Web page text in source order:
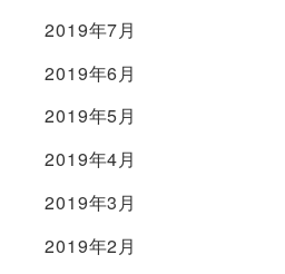
2019年7月
2019年6月
2019年5月
2019年4月
2019年3月
2019年2月